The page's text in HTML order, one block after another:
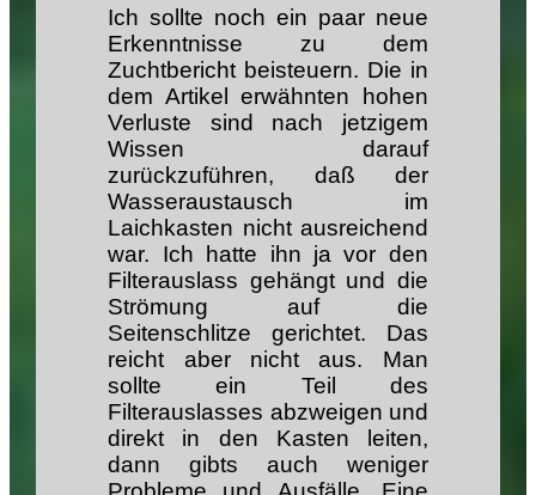
Ich sollte noch ein paar neue
Erkenntnisse zu dem
Zuchtbericht beisteuern. Die in
dem Artikel erwähnten hohen
Verluste sind nach jetzigem
Wissen darauf
zurückzuführen, daß der
Wasseraustausch im
Laichkasten nicht ausreichend
war. Ich hatte ihn ja vor den
Filterauslass gehängt und die
Strömung auf die
Seitenschlitze gerichtet. Das
reicht aber nicht aus. Man
sollte ein Teil des
Filterauslasses abzweigen und
direkt in den Kasten leiten,
dann gibts auch weniger